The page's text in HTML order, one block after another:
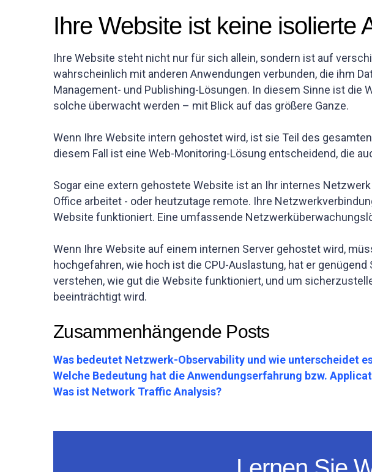
Ihre Website ist keine isolierte
Ihre Website steht nicht nur für sich allein, sondern ist auf
wahrscheinlich mit anderen Anwendungen verbunden, die ihm
Management- und Publishing-Lösungen. In diesem Sinne ist die
solche überwacht werden – mit Blick auf das größere Ganze.
Wenn Ihre Website intern gehostet wird, ist sie Teil des
diesem Fall ist eine Web-Monitoring-Lösung entscheidend, die
Sogar eine extern gehostete Website ist an Ihr internes
Office arbeitet - oder heutzutage remote. Ihre
Website funktioniert. Eine umfassende
Wenn Ihre Website auf einem internen Server gehostet wird,
hochgefahren, wie hoch ist die CPU-Auslastung, hat er
verstehen, wie gut die Website funktioniert, und um
beeinträchtigt wird.
Zusammenhängende Posts
Was bedeutet Netzwerk-Observability und wie unterscheidet
Welche Bedeutung hat die Anwendungserfahrung bzw.
Was ist Network Traffic Analysis?